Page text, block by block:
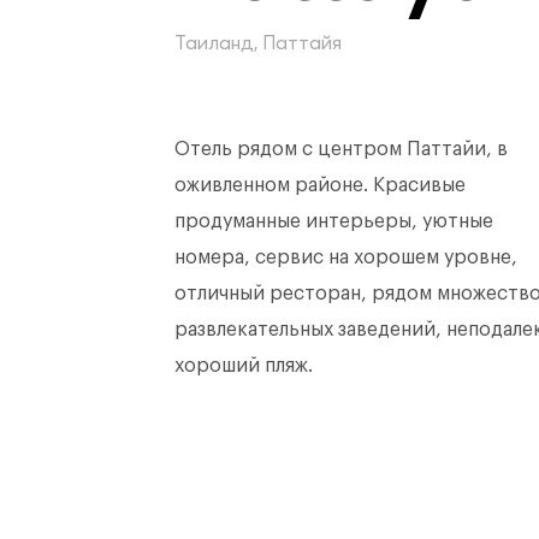
Таиланд, Паттайя
Отель рядом с центром Паттайи, в
оживленном районе. Красивые
продуманные интерьеры, уютные
номера, сервис на хорошем уровне,
отличный ресторан, рядом
развлекательных заведений,
хороший пляж.